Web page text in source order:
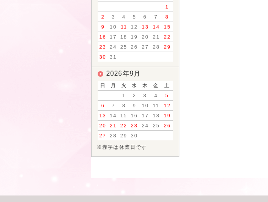
1
2
3 4 5 6 7
8
9
10 11 12 13 14
15
16
17 18 19 20 21
22
23
24 25 26 27 28
29
30
31
2026年9月
日 月 火 水 木 金
土
1
2 3 4
5
6
7 8 9 10 11
12
13
14 15 16 17 18
19
20
21 22 23 24 25
26
27
28 29 30
※赤字は休業日です